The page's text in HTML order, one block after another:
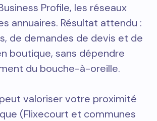
Profile, les réseaux
annuaires. Résultat attendu :
de demandes de devis et de
boutique, sans dépendre
du bouche-à-oreille.
valoriser votre proximité
(Flixecourt et communes